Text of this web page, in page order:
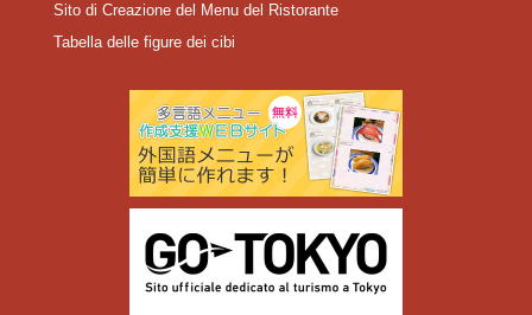
Sito di Creazione del Menu del Ristorante
Tabella delle figure dei cibi